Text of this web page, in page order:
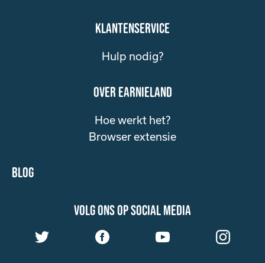
klantenservice
Hulp nodig?
over Earnieland
Hoe werkt het?
Browser extensie
Blog
volg ons op social media